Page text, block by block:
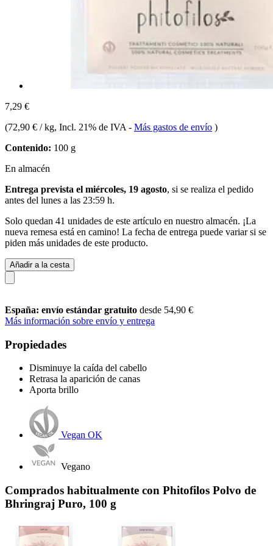
7,29 €
(72,90 € / kg, Incl. 21% de IVA - Más gastos de envío )
Contenido: 100 g
En almacén
Entrega prevista el miércoles, 19 agosto, si se realiza el pedido
antes del lunes a las 23:59 h.
Solo quedan 41 unidades de este artículo en nuestro almacén. ¡La
nueva remesa está en camino! La fecha de entrega puede variar si se
piden más unidades de este producto.
Añadir a la cesta
España: envío estándar gratuito desde 54,90 €
Más información sobre envío y entrega
Propiedades
Disminuye la caída del cabello
Retrasa la aparición de canas
Aporta brillo
Vegan OK
Vegano
Comprados habitualmente con Phitofilos Polvo de
Bhringraj Puro, 100 g